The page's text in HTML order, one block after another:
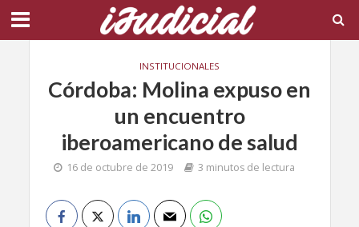
INSTITUCIONALES
Córdoba: Molina expuso en
un encuentro
iberoamericano de salud
16 de octubre de 2019 3 minutos de lectura